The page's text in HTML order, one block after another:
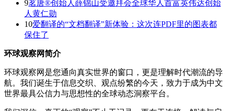
9茗唐®创始人薛锦山受邀拜会全球华人首富英伟达创始
人黄仁勋
10爱翻译的“文档翻译”新体验：这次连PDF里的图表都
保住了
环球观察网简介
环球观察网是您通向真实世界的窗口，更是理解时代潮流的导
航。我们诞生于信息交织、观点纷繁的今天，致力于成为中文
世界最具公信力与思想性的全球动态洞察平台。